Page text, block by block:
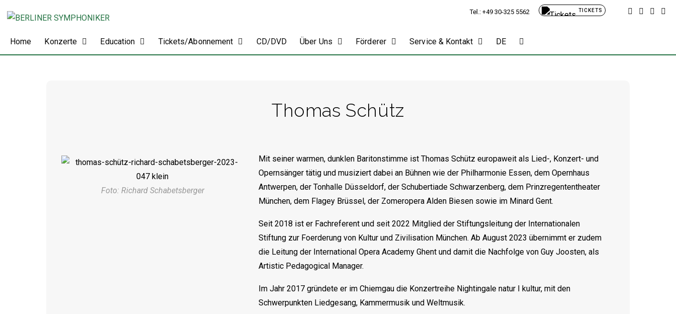
Tel.: +49 30-325 5562 TICKETS
Home Konzerte Education Tickets/Abonnement CD/DVD Über Uns Förderer Service & Kontakt DE
Thomas Schütz
Foto: Richard Schabetsberger
Mit seiner warmen, dunklen Baritonstimme ist Thomas Schütz europaweit als Lied-, Konzert- und
Opernsänger tätig und musiziert dabei an Bühnen wie der Philharmonie Essen, dem Opernhaus
Antwerpen, der Tonhalle Düsseldorf, der Schubertiade Schwarzenberg, dem Prinzregententheater
München, dem Flagey Brüssel, der Zomeropera Alden Biesen sowie im Minard Gent.
Seit 2018 ist er Fachreferent und seit 2022 Mitglied der Stiftungsleitung der Internationalen
Stiftung zur Foerderung von Kultur und Zivilisation München. Ab August 2023 übernimmt er zudem
die Leitung der International Opera Academy Ghent und damit die Nachfolge von Guy Joosten, als
Artistic Pedagogical Manager.
Im Jahr 2017 gründete er im Chiemgau die Konzertreihe Nightingale natur I kultur, mit den
Schwerpunkten Liedgesang, Kammermusik und Weltmusik.